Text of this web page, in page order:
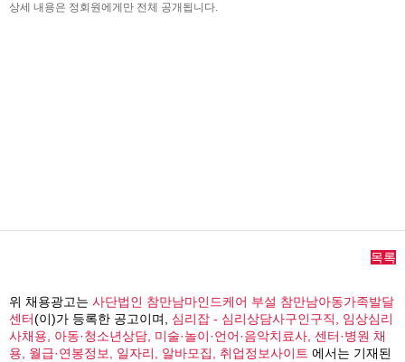
상세 내용은 정회원에게만 전체 공개됩니다.
목록
위 채용광고는 사단법인 참만남마인드케어 부설 참만남아동가족발달
센터(이)가 등록한 공고이며, 심리잡 - 심리상담사구인구직, 임상심리
사채용, 아동·청소년상담, 미술·놀이·언어·음악치료사, 센터·병원 채
용, 월급·연봉정보, 일자리, 알바모집, 취업정보사이트 에서는 기재된